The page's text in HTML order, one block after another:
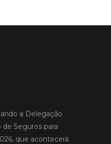
a Delegação
de Seguros para
que acontecerá